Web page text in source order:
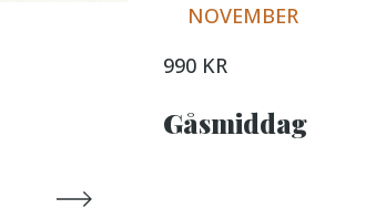
NOVEMBER
990 KR
Gåsmiddag